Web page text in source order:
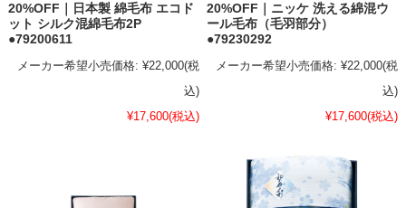
20%OFF｜日本製 綿毛布 エコド
ット シルク混綿毛布2P
●79200611
メーカー希望小売価格: ¥22,000(税
込)
¥17,600(税込)
20%OFF｜ニッケ 洗える綿混ウ
ール毛布（毛羽部分）
●79230292
メーカー希望小売価格: ¥22,000(税
込)
¥17,600(税込)